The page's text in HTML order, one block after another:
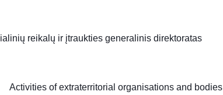
reikalų ir įtraukties generalinis direktoratas
Activities of extraterritorial organisations and bodies